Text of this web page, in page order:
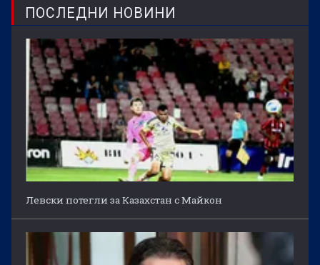
ПОСЛЕДНИ НОВИНИ
Левски потегли за Казахстан с Майкон